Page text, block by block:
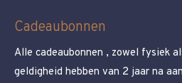
Cadeaubonnen
Alle cadeaubonnen , zowel fysiek
geldigheid hebben van 2 jaar na